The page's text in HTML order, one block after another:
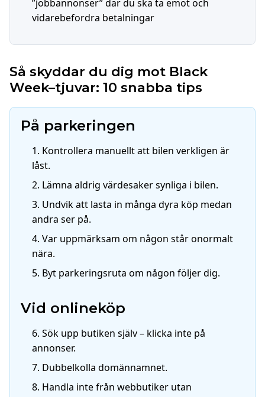
”jobbannonser” där du ska ta emot och
vidarebefordra betalningar
Så skyddar du dig mot Black
Week–tjuvar: 10 snabba tips
På parkeringen
Kontrollera manuellt att bilen verkligen är
låst.
Lämna aldrig värdesaker synliga i bilen.
Undvik att lasta in många dyra köp medan
andra ser på.
Var uppmärksam om någon står onormalt
nära.
Byt parkeringsruta om någon följer dig.
Vid onlineköp
Sök upp butiken själv – klicka inte på
annonser.
Dubbelkolla domännamnet.
Handla inte från webbutiker utan